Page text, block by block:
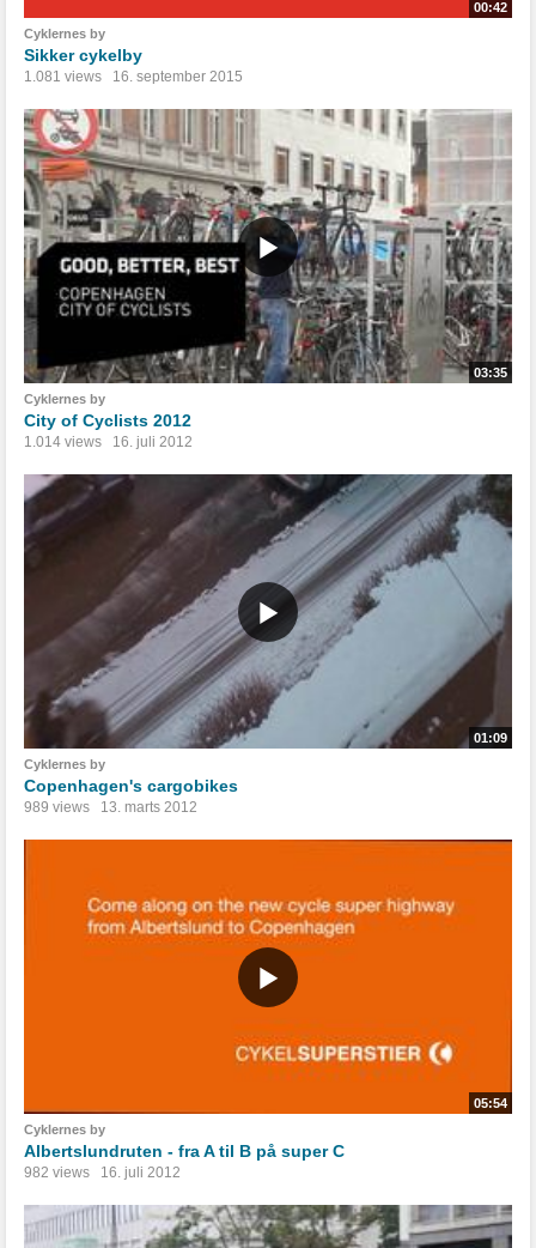
00:42
Cyklernes by
Sikker cykelby
1.081 views 16. september 2015
03:35
Cyklernes by
City of Cyclists 2012
1.014 views 16. juli 2012
01:09
Cyklernes by
Copenhagen's cargobikes
989 views 13. marts 2012
05:54
Cyklernes by
Albertslundruten - fra A til B på super C
982 views 16. juli 2012